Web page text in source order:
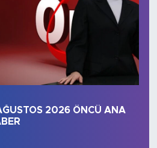
2026 ÖNCÜ ANA